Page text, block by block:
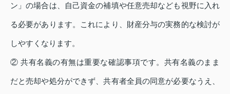
ン」の場合は、自己資金の補填や任意売却なども視野に入れ
る必要があります。これにより、財産分与の実務的な検討が
しやすくなります。
② 共有名義の有無は重要な確認事項です。共有名義のまま
だと売却や処分ができず、共有者全員の同意が必要なうえ、